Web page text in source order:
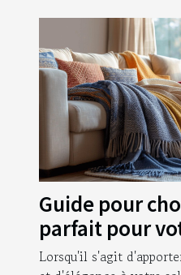
Guide pour
parfait pour
Lorsqu'il s'agit